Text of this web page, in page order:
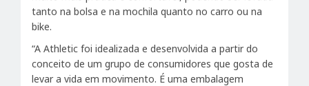
tanto na bolsa e na mochila quanto no carro ou na
bike.
“A Athletic foi idealizada e desenvolvida a partir do
conceito de um grupo de consumidores que gosta de
levar a vida em movimento. É uma embalagem